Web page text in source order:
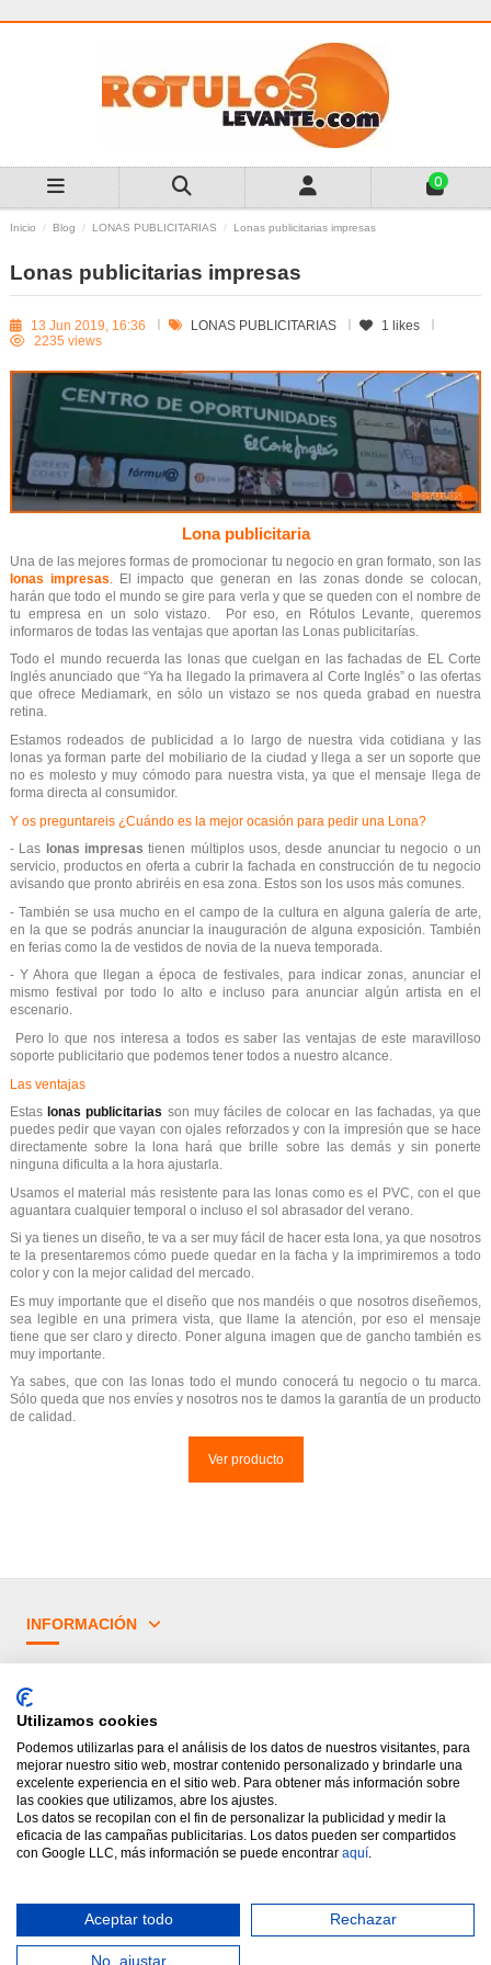
0
Inicio Blog LONAS PUBLICITARIAS Lonas publicitarias impresas
Lonas publicitarias impresas
13 Jun 2019, 16:36 LONAS PUBLICITARIAS 1 likes
2235 views
Lona publicitaria
Una de las mejores formas de promocionar tu negocio en gran formato, son las
lonas impresas . El impacto que generan en las zonas donde se colocan,
harán que todo el mundo se gire para verla y que se queden con el nombre de
tu empresa en un solo vistazo. Por eso, en Rótulos Levante, queremos
informaros de todas las ventajas que aportan las Lonas publicitarías.
Todo el mundo recuerda las lonas que cuelgan en las fachadas de EL Corte
Inglés anunciado que “Ya ha llegado la primavera al Corte Inglés” o las ofertas
que ofrece Mediamark, en sólo un vistazo se nos queda grabad en nuestra
retina.
Estamos rodeados de publicidad a lo largo de nuestra vida cotidiana y las
lonas ya forman parte del mobiliario de la ciudad y llega a ser un soporte que
no es molesto y muy cómodo para nuestra vista, ya que el mensaje llega de
forma directa al consumidor.
Y os preguntareis ¿Cuándo es la mejor ocasión para pedir una Lona?
- Las lonas impresastienen múltiplos usos, desde anunciar tu negocio o un
servicio, productos en oferta a cubrir la fachada en construcción de tu negocio
avisando que pronto abriréis en esa zona. Estos son los usos más comunes.
- También se usa mucho en el campo de la cultura en alguna galería de arte,
en la que se podrás anunciar la inauguración de alguna exposición. También
en ferias como la de vestidos de novia de la nueva temporada.
- Y Ahora que llegan a época de festivales, para indicar zonas, anunciar el
mismo festival por todo lo alto e incluso para anunciar algún artista en el
escenario.
Pero lo que nos interesa a todos es saber las ventajas de este maravilloso
soporte publicitario que podemos tener todos a nuestro alcance.
Las ventajas
Estas lonas publicitarias son muy fáciles de colocar en las fachadas, ya que
puedes pedir que vayan con ojales reforzados y con la impresión que se hace
directamente sobre la lona hará que brille sobre las demás y sin ponerte
ninguna dificulta a la hora ajustarla.
Usamos el material más resistente para las lonas como es el PVC, con el que
aguantara cualquier temporal o incluso el sol abrasador del verano.
Si ya tienes un diseño, te va a ser muy fácil de hacer esta lona, ya que nosotros
te la presentaremos cómo puede quedar en la facha y la imprimiremos a todo
color y con la mejor calidad del mercado.
Es muy importante que el diseño que nos mandéis o que nosotros diseñemos,
sea legible en una primera vista, que llame la atención, por eso el mensaje
tiene que ser claro y directo. Poner alguna imagen que de gancho también es
muy importante.
Ya sabes, que con las lonas todo el mundo conocerá tu negocio o tu marca.
Sólo queda que nos envíes y nosotros nos te damos la garantía de un producto
de calidad.
Ver producto
INFORMACIÓN
PRINCIPALES CATEGORÍAS
Diseñado por Rótulos Levante. Todos los derechos reservados.
Utilizamos cookies
Podemos utilizarlas para el análisis de los datos de nuestros visitantes, para
mejorar nuestro sitio web, mostrar contenido personalizado y brindarle una
excelente experiencia en el sitio web. Para obtener más información sobre
las cookies que utilizamos, abre los ajustes.
Los datos se recopilan con el fin de personalizar la publicidad y medir la
eficacia de las campañas publicitarias. Los datos pueden ser compartidos
con Google LLC, más información se puede encontrar aquí.
Aceptar todo Rechazar
No, ajustar